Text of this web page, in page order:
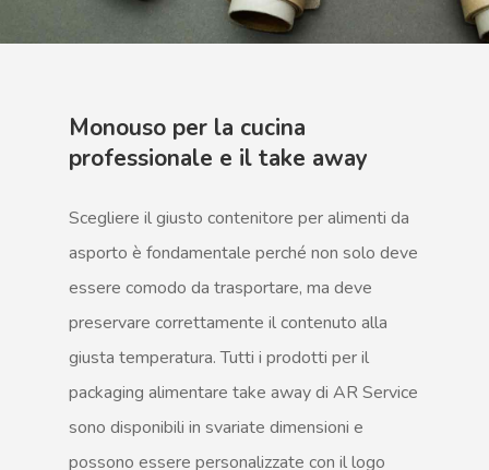
Monouso per la cucina
professionale e il take away
Scegliere il giusto contenitore per alimenti da
asporto è fondamentale perché non solo deve
essere comodo da trasportare, ma deve
preservare correttamente il contenuto alla
giusta temperatura. Tutti i prodotti per il
packaging alimentare take away di AR Service
sono disponibili in svariate dimensioni e
possono essere personalizzate con il logo